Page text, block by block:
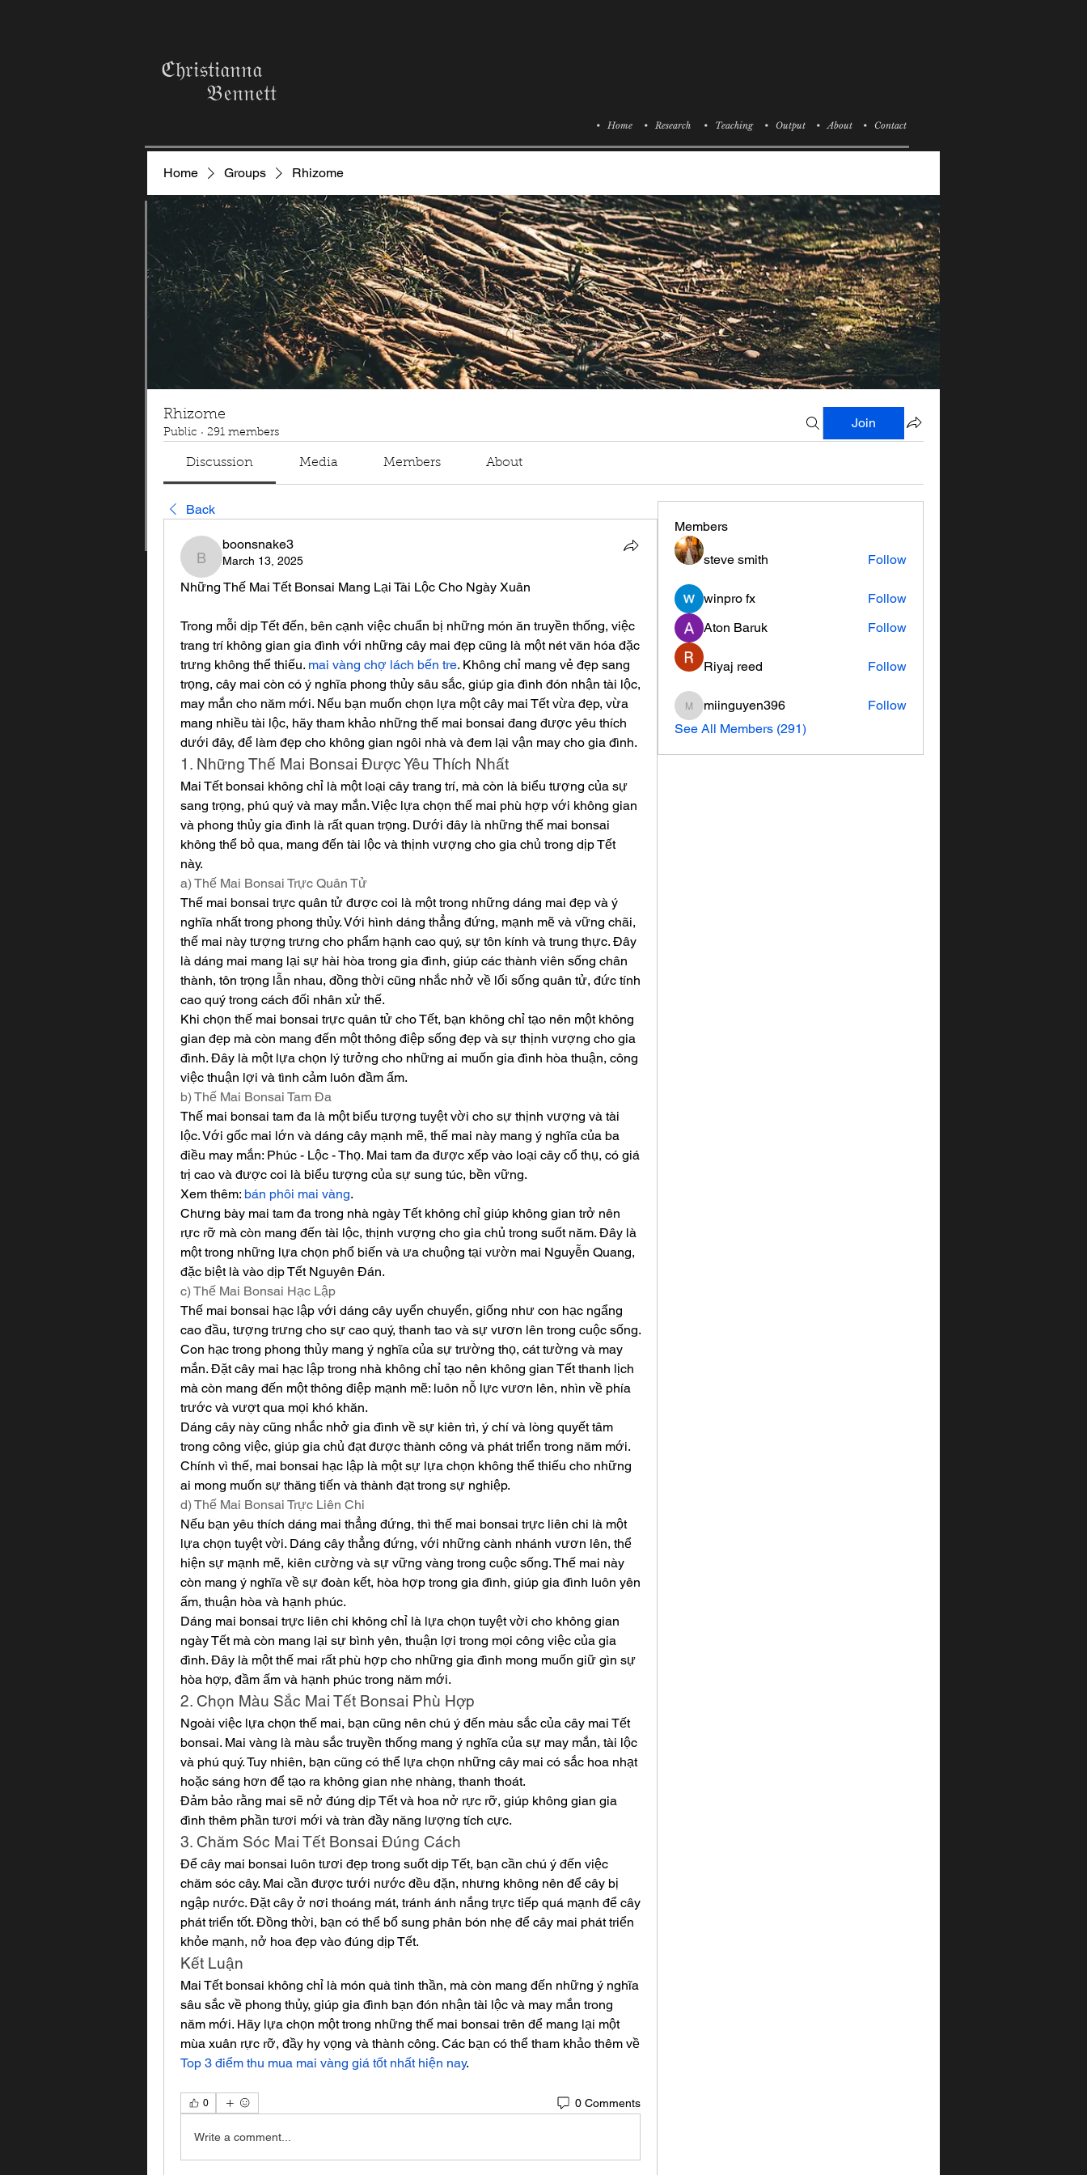
ℭ𝔥𝔯𝔦𝔰𝔱𝔦𝔞𝔫𝔫𝔞
𝔅𝔢𝔫𝔫𝔢𝔱𝔱
• Home • Research • Teaching • Output • About • Contact
Home Groups Rhizome
Rhizome
Public · 291 members
Join
Discussion Media Members About
Back
boonsnake3
boonsnake3
March 13, 2025
Những Thế Mai Tết Bonsai Mang Lại Tài Lộc Cho Ngày Xuân
Trong mỗi dịp Tết đến, bên cạnh việc chuẩn bị những món ăn truyền thống, việc
trang trí không gian gia đình với những cây mai đẹp cũng là một nét văn hóa đặc
trưng không thể thiếu. mai vàng chợ lách bến tre. Không chỉ mang vẻ đẹp sang
trọng, cây mai còn có ý nghĩa phong thủy sâu sắc, giúp gia đình đón nhận tài lộc,
may mắn cho năm mới. Nếu bạn muốn chọn lựa một cây mai Tết vừa đẹp, vừa
mang nhiều tài lộc, hãy tham khảo những thế mai bonsai đang được yêu thích
dưới đây, để làm đẹp cho không gian ngôi nhà và đem lại vận may cho gia đình.
1. Những Thế Mai Bonsai Được Yêu Thích Nhất
Mai Tết bonsai không chỉ là một loại cây trang trí, mà còn là biểu tượng của sự
sang trọng, phú quý và may mắn. Việc lựa chọn thế mai phù hợp với không gian
và phong thủy gia đình là rất quan trọng. Dưới đây là những thế mai bonsai
không thể bỏ qua, mang đến tài lộc và thịnh vượng cho gia chủ trong dịp Tết
này.
a) Thế Mai Bonsai Trực Quân Tử
Thế mai bonsai trực quân tử được coi là một trong những dáng mai đẹp và ý
nghĩa nhất trong phong thủy. Với hình dáng thẳng đứng, mạnh mẽ và vững chãi,
thế mai này tượng trưng cho phẩm hạnh cao quý, sự tôn kính và trung thực. Đây
là dáng mai mang lại sự hài hòa trong gia đình, giúp các thành viên sống chân
thành, tôn trọng lẫn nhau, đồng thời cũng nhắc nhở về lối sống quân tử, đức tính
cao quý trong cách đối nhân xử thế.
Khi chọn thế mai bonsai trực quân tử cho Tết, bạn không chỉ tạo nên một không
gian đẹp mà còn mang đến một thông điệp sống đẹp và sự thịnh vượng cho gia
đình. Đây là một lựa chọn lý tưởng cho những ai muốn gia đình hòa thuận, công
việc thuận lợi và tình cảm luôn đầm ấm.
b) Thế Mai Bonsai Tam Đa
Thế mai bonsai tam đa là một biểu tượng tuyệt vời cho sự thịnh vượng và tài
lộc. Với gốc mai lớn và dáng cây mạnh mẽ, thế mai này mang ý nghĩa của ba
điều may mắn: Phúc - Lộc - Thọ. Mai tam đa được xếp vào loại cây cổ thụ, có giá
trị cao và được coi là biểu tượng của sự sung túc, bền vững.
Xem thêm: bán phôi mai vàng.
Chưng bày mai tam đa trong nhà ngày Tết không chỉ giúp không gian trở nên
rực rỡ mà còn mang đến tài lộc, thịnh vượng cho gia chủ trong suốt năm. Đây là
một trong những lựa chọn phổ biến và ưa chuộng tại vườn mai Nguyễn Quang,
đặc biệt là vào dịp Tết Nguyên Đán.
c) Thế Mai Bonsai Hạc Lập
Thế mai bonsai hạc lập với dáng cây uyển chuyển, giống như con hạc ngẩng
cao đầu, tượng trưng cho sự cao quý, thanh tao và sự vươn lên trong cuộc sống.
Con hạc trong phong thủy mang ý nghĩa của sự trường thọ, cát tường và may
mắn. Đặt cây mai hạc lập trong nhà không chỉ tạo nên không gian Tết thanh lịch
mà còn mang đến một thông điệp mạnh mẽ: luôn nỗ lực vươn lên, nhìn về phía
trước và vượt qua mọi khó khăn.
Dáng cây này cũng nhắc nhở gia đình về sự kiên trì, ý chí và lòng quyết tâm
trong công việc, giúp gia chủ đạt được thành công và phát triển trong năm mới.
Chính vì thế, mai bonsai hạc lập là một sự lựa chọn không thể thiếu cho những
ai mong muốn sự thăng tiến và thành đạt trong sự nghiệp.
d) Thế Mai Bonsai Trực Liên Chi
Nếu bạn yêu thích dáng mai thẳng đứng, thì thế mai bonsai trực liên chi là một
lựa chọn tuyệt vời. Dáng cây thẳng đứng, với những cành nhánh vươn lên, thể
hiện sự mạnh mẽ, kiên cường và sự vững vàng trong cuộc sống. Thế mai này
còn mang ý nghĩa về sự đoàn kết, hòa hợp trong gia đình, giúp gia đình luôn yên
ấm, thuận hòa và hạnh phúc.
Dáng mai bonsai trực liên chi không chỉ là lựa chọn tuyệt vời cho không gian
ngày Tết mà còn mang lại sự bình yên, thuận lợi trong mọi công việc của gia
đình. Đây là một thế mai rất phù hợp cho những gia đình mong muốn giữ gìn sự
hòa hợp, đầm ấm và hạnh phúc trong năm mới.
2. Chọn Màu Sắc Mai Tết Bonsai Phù Hợp
Ngoài việc lựa chọn thế mai, bạn cũng nên chú ý đến màu sắc của cây mai Tết
bonsai. Mai vàng là màu sắc truyền thống mang ý nghĩa của sự may mắn, tài lộc
và phú quý. Tuy nhiên, bạn cũng có thể lựa chọn những cây mai có sắc hoa nhạt
hoặc sáng hơn để tạo ra không gian nhẹ nhàng, thanh thoát.
Đảm bảo rằng mai sẽ nở đúng dịp Tết và hoa nở rực rỡ, giúp không gian gia
đình thêm phần tươi mới và tràn đầy năng lượng tích cực.
3. Chăm Sóc Mai Tết Bonsai Đúng Cách
Để cây mai bonsai luôn tươi đẹp trong suốt dịp Tết, bạn cần chú ý đến việc
chăm sóc cây. Mai cần được tưới nước đều đặn, nhưng không nên để cây bị
ngập nước. Đặt cây ở nơi thoáng mát, tránh ánh nắng trực tiếp quá mạnh để cây
phát triển tốt. Đồng thời, bạn có thể bổ sung phân bón nhẹ để cây mai phát triển
khỏe mạnh, nở hoa đẹp vào đúng dịp Tết.
Kết Luận
Mai Tết bonsai không chỉ là món quà tinh thần, mà còn mang đến những ý nghĩa
sâu sắc về phong thủy, giúp gia đình bạn đón nhận tài lộc và may mắn trong
năm mới. Hãy lựa chọn một trong những thế mai bonsai trên để mang lại một
Top 3 điểm thu mua mai vàng giá tốt nhất hiện nay.
0 0 Comments
Write a comment...
Members
steve smith Follow
winpro fx
Follow
Aton Baruk
Follow
Riyaj reed Follow
miinguyen396
miinguyen396
Follow
See All Members (291)